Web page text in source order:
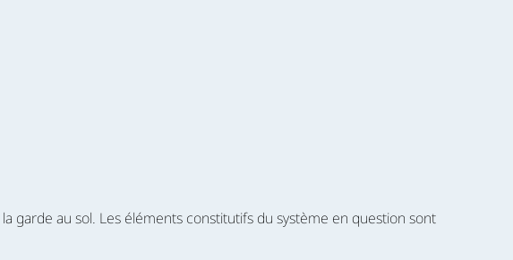
garde au sol. Les éléments constitutifs du système en question sont